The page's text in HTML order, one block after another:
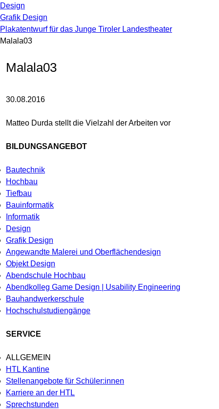
Design
Grafik Design
Plakatentwurf für das Junge Tiroler Landestheater
Malala03
Malala03
30.08.2016
Matteo Durda stellt die Vielzahl der Arbeiten vor
BILDUNGSANGEBOT
Bautechnik
Hochbau
Tiefbau
Bauinformatik
Informatik
Design
Grafik Design
Angewandte Malerei und Oberflächendesign
Objekt Design
Abendschule Hochbau
Abendkolleg Game Design | Usability Engineering
Bauhandwerkerschule
Hochschulstudiengänge
SERVICE
ALLGEMEIN
HTL Kantine
Stellenangebote für Schüler:innen
Karriere an der HTL
Sprechstunden